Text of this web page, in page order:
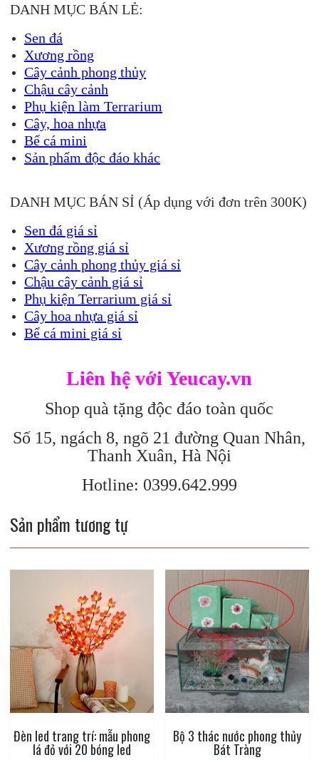
DANH MỤC BÁN LẺ:
Sen đá
Xương rồng
Cây cảnh phong thủy
Chậu cây cảnh
Phụ kiện làm Terrarium
Cây, hoa nhựa
Bể cá mini
Sản phẩm độc đáo khác
DANH MỤC BÁN SỈ (Áp dụng với đơn trên 300K)
Sen đá giá sỉ
Xương rồng giá sỉ
Cây cảnh phong thủy giá sỉ
Chậu cây cảnh giá sỉ
Phụ kiện Terrarium giá sỉ
Cây hoa nhựa giá sỉ
Bể cá mini giá sỉ
Liên hệ với Yeucay.vn
Shop quà tặng độc đáo toàn quốc
Số 15, ngách 8, ngõ 21 đường Quan Nhân,
Thanh Xuân, Hà Nội
Hotline: 0399.642.999
Sản phẩm tương tự
Đèn led trang trí: mẫu phong
lá đỏ với 20 bóng led
Bộ 3 thác nước phong thủy
Bát Tràng